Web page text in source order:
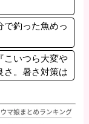
で釣った魚めっ
こいつら大変や
さ。暑さ対策は